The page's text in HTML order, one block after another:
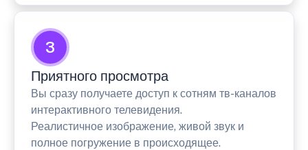
3
Приятного просмотра
Вы сразу получаете доступ к сотням тв-каналов
интерактивного телевидения.
Реалистичное изображение, живой звук и
полное погружение в происходящее.